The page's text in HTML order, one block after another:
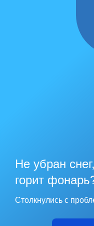
Не убран
горит
Столкнулись с